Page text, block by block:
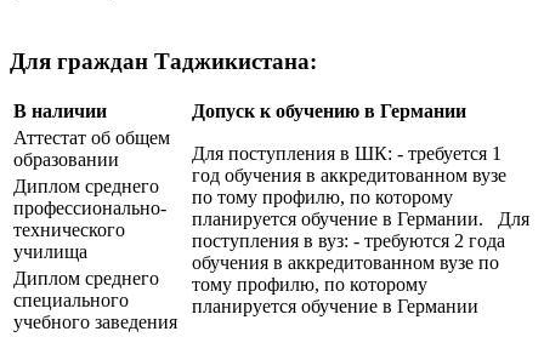
Для граждан Таджикистана:
В наличии
Допуск к обучению в Германии
Аттестат об общем
образовании
Для поступления в ШК: - требуется 1
год обучения в аккредитованном вузе
по тому профилю, по которому
планируется обучение в Германии. Для
поступления в вуз: - требуются 2 года
обучения в аккредитованном вузе по
тому профилю, по которому
планируется обучение в Германии
Диплом среднего
профессионально-
технического
училища
Диплом среднего
специального
учебного заведения